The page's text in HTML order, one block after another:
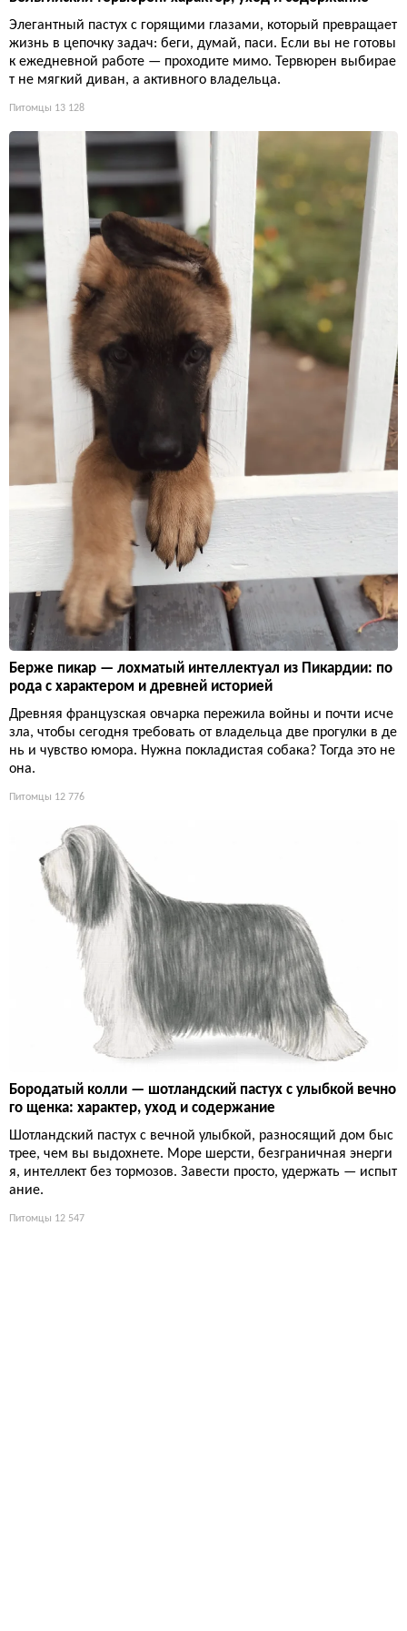
Элегантный пастух с горящими глазами, который превращает
жизнь в цепочку задач: беги, думай, паси. Если вы не готовы
к ежедневной работе — проходите мимо. Тервюрен выбирае
т не мягкий диван, а активного владельца.
Питомцы 13 128
Берже пикар — лохматый интеллектуал из Пикардии: по
рода с характером и древней историей
Древняя французская овчарка пережила войны и почти исче
зла, чтобы сегодня требовать от владельца две прогулки в де
нь и чувство юмора. Нужна покладистая собака? Тогда это не
она.
Питомцы 12 776
Бородатый колли — шотландский пастух с улыбкой вечно
го щенка: характер, уход и содержание
Шотландский пастух с вечной улыбкой, разносящий дом быс
трее, чем вы выдохнете. Море шерсти, безграничная энерги
я, интеллект без тормозов. Завести просто, удержать — испыт
ание.
Питомцы 12 547